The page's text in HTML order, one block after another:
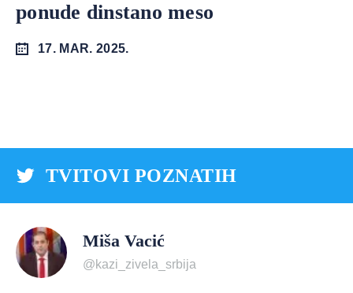
ponude dinstano meso
17. MAR. 2025.
TVITOVI POZNATIH
Miša Vacić
@kazi_zivela_srbija